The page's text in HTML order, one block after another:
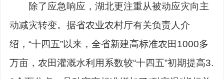
除了应急响应，湖北更注重从被动应灾向主
动减灾转变。据省农业农村厅有关负责人介
绍，“十四五”以来，全省新建高标准农田1000多
万亩，农田灌溉水利用系数较“十四五”初期提高3.